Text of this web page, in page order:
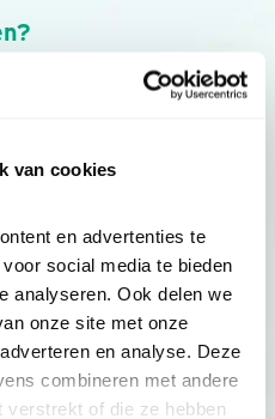
van cookies
en advertenties te
social media te bieden
analyseren. Ook delen we
onze site met onze
en analyse. Deze
combineren met andere
verstrekt of die ze hebben
inspiratie, acties en tips
Vogelbescherming.